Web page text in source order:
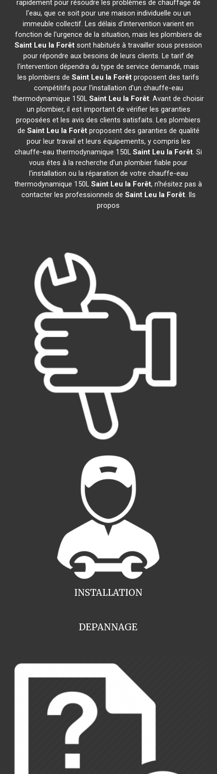
rapidement pour résoudre les problèmes de chauffage de
l'eau, que ce soit pour une maison individuelle ou un
immeuble collectif. Les délais d'intervention varient en
fonction de l'urgence de la situation, mais les plombiers de
Saint Leu la Forêt sont habitués à travailler sous pression
pour répondre aux besoins de leurs clients. Le tarif de
l'intervention dépendra du type de service demandé, mais
les plombiers deSaint Leu la Forêt proposent des tarifs
compétitifs pour l'installation d'un chauffe-eau
thermodynamique 150LSaint Leu la Forêt. Avant de choisir
un plombier, il est important de vérifier les garanties
proposées et les avis des clients satisfaits. Les plombiers
de Saint Leu la Forêtproposent des garanties de qualité
pour leur travail et leurs équipements, y compris les
chauffe-eau thermodynamique 150LSaint Leu la Forêt. Si
vous êtes à la recherche d'un plombier fiable pour
l'installation ou la réparation de votre chauffe-eau
thermodynamique 150LSaint Leu la Forêt, n'hésitez pas à
contacter les professionnels de Saint Leu la Forêt. Ils
propos
INSTALLATION
DEPANNAGE